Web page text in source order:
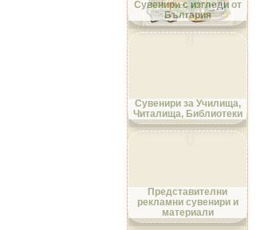
Сувенири с изгледи от
България
Сувенири за Училища,
Читалища, Библиотеки
Представителни
рекламни сувенири и
материали